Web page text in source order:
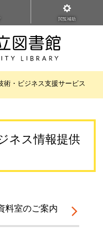
閲覧補助
術・ビジネス支援サービス
ネス情報提供
料室のご案内